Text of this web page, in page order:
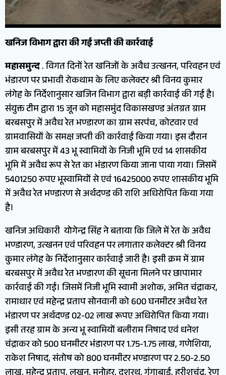
खनिज विभाग द्वारा की गई जप्ती की कार्रवाई
महासमुन्द. विगत दिनों रेत खनिजों के अवैध उत्खनन, परिवहन एवं
भंडारण पर प्रभावी रोकथाम के लिए कलेक्टर श्री विनय कुमार
लंगेह के निर्देशानुसार खजिन विभाग द्वारा बड़ी कार्रवाई की गई है।
संयुक्त टीम द्वारा 15 जून को महासमुंद विकासखण्ड अंतग्रत ग्राम
बरबसपुर में अवैध रेत भण्डारण का ग्राम सरपंच, कोटवार एवं
ग्रामवासियों के समक्ष जप्ती की कार्रवाई किया गया। इस दौरान
ग्राम बरबसपुर में 43 भू स्वामियों के निजी भूमि एवं 14 शासकीय
भूमि में अवैध रूप से रेत का भंडारण किया जाना पाया गया। जिसमें
5401250 रुपए भूस्वामियों से एवं 16425000 रुपए शासकीय भूमि
में अवैध रेत भण्डारण से अर्थदण्ड की राशि अधिरोपित किया गया
है।
खनिज अधिकारी योगेन्द्र सिंह ने बताया कि जिले में रेत के अवैध
भण्डारण, उत्खनन एवं परिवहन पर लगातार कलेक्टर श्री विनय
कुमार लंगेह के निर्देशानुसार कार्रवाई जारी है। इसी क्रम में ग्राम
बरबसपुर में अवैध रेत भण्डारण की सूचना मिलने पर छापामार
कार्रवाई की गई। जिसमें निजी भूमि स्वामी अशोक, अमित चंद्राकर,
रामाधार एवं महेन्द्र प्रताप सोनवानी को 600 घनमीटर अवैध रेत
भंडारण पर अर्थदण्ड 02-02 लाख रूपए अधिरोपित किया गया।
इसी तरह ग्राम के अन्य भू स्वामियों बलीराम निषाद एवं धनेश
चंद्राकर को 500 घनमीटर भंडारण पर 1.75-1.75 लाख, गणेशिया,
राकेश निषाद, संतोष को 800 घनमीटर भण्डारण पर 2.50-2.50